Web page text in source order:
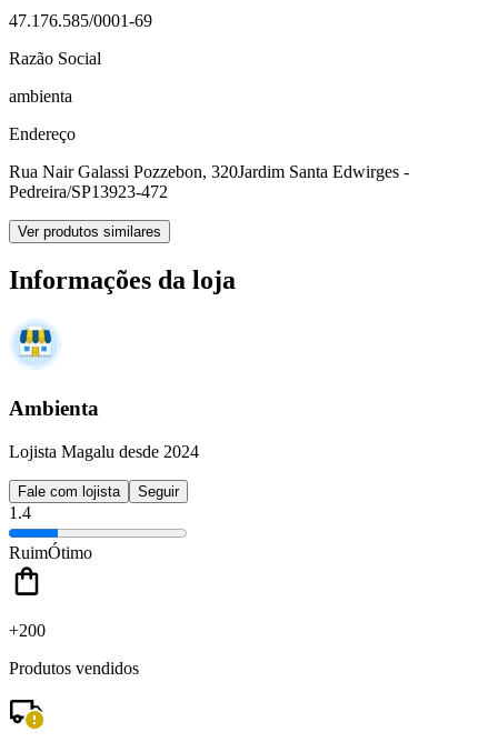
47.176.585/0001-69
Razão Social
ambienta
Endereço
Rua Nair Galassi Pozzebon, 320Jardim Santa Edwirges -
Pedreira/SP13923-472
Ver produtos similares
Informações da loja
Ambienta
Lojista Magalu desde 2024
Fale com lojista Seguir
1.4
RuimÓtimo
+200
Produtos vendidos